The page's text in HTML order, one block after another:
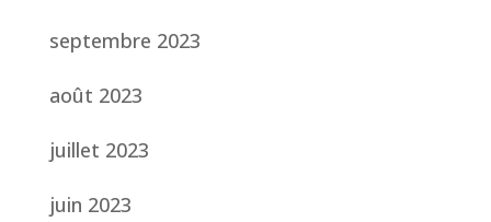
septembre 2023
août 2023
juillet 2023
juin 2023